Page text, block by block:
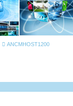
ANCMHOST1200